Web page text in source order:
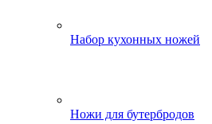
Набор кухонных ножей
Ножи для бутербродов